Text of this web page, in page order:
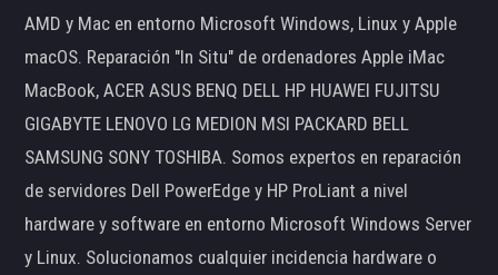
AMD y Mac en entorno Microsoft Windows, Linux y Apple
macOS. Reparación "In Situ" de ordenadores Apple iMac
MacBook, ACER ASUS BENQ DELL HP HUAWEI FUJITSU
GIGABYTE LENOVO LG MEDION MSI PACKARD BELL
SAMSUNG SONY TOSHIBA. Somos expertos en reparación
de servidores Dell PowerEdge y HP ProLiant a nivel
hardware y software en entorno Microsoft Windows Server
y Linux. Solucionamos cualquier incidencia hardware o